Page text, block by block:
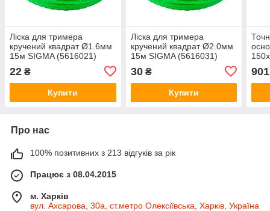
Ліска для тримера
кручений квадрат Ø1.6мм
15м SIGMA (5616021)
22 ₴
Купити
Ліска для тримера
кручений квадрат Ø2.0мм
15м SIGMA (5616031)
30₴
Купити
901
Про нас
100% позитивних з 213 відгуків за рік
Працює з 08.04.2015
м. Харків
вул. Ахсарова, 30а, ст.метро Олексіївська, Харків, Україна